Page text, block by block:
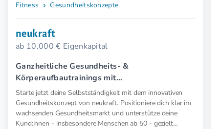
Fitness Gesundheitskonzepte
neukraft
ab 10.000 € Eigenkapital
Ganzheitliche Gesundheits- &
Körperaufbautrainings mit
Elektromyostimulation (EMS).
Starte jetzt deine Selbstständigkeit mit dem innovativen
Gesundheitskonzept von neukraft. Positioniere dich klar im
wachsenden Gesundheitsmarkt und unterstütze deine
Kund:innen - insbesondere Menschen ab 50 - gezielt